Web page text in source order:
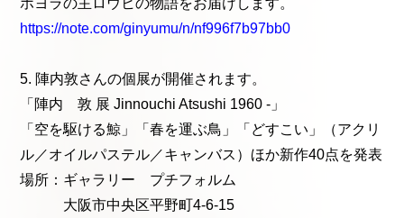
ホヨラの主ロウヒの物語をお届けします。
https://note.com/ginyumu/n/nf996f7b97bb0
5. 陣内敦さんの個展が開催されます。
「陣内 敦 展 Jinnouchi Atsushi 1960 -」
「空を駆ける鯨」「春を運ぶ鳥」「どすこい」（アクリ
ル／オイルパステル／キャンバス）ほか新作40点を発表
場所：ギャラリー プチフォルム
大阪市中央区平野町4-6-15